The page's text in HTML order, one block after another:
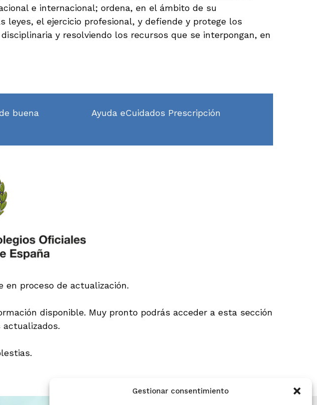
Gestionar consentimiento
e internacional; ordena, en el ámbito de su
el ejercicio profesional, y defiende y protege los
y resolviendo los recursos que se interpongan, en
buena
Ayuda eCuidados Prescripción
proceso de actualización.
disponible. Muy pronto podrás acceder a esta sección